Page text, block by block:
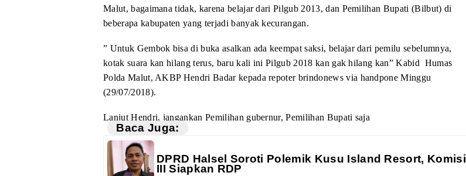
Malut, bagaimana tidak, karena belajar dari Pilgub 2013, dan Pemilihan Bupati (Bilbut) di
beberapa kabupaten yang terjadi banyak kecurangan.
” Untuk Gembok bisa di buka asalkan ada keempat saksi, belajar dari pemilu sebelumnya,
kotak suara kan hilang terus, baru kali ini Pilgub 2018 kan gak hilang kan” Kabid Humas
Polda Malut, AKBP Hendri Badar kepada repoter brindonews via handpone Minggu
(29/07/2018).
Lanjut Hendri, jangankan Pemilihan gubernur, Pemilihan Bupati saja
Baca Juga:
DPRD Halsel Soroti Polemik Kusu Island Resort, Komisi
III Siapkan RDP